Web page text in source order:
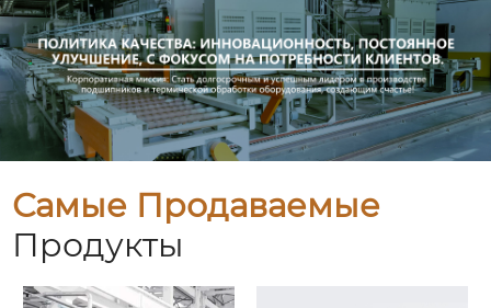
Самые Продаваемые
Продукты